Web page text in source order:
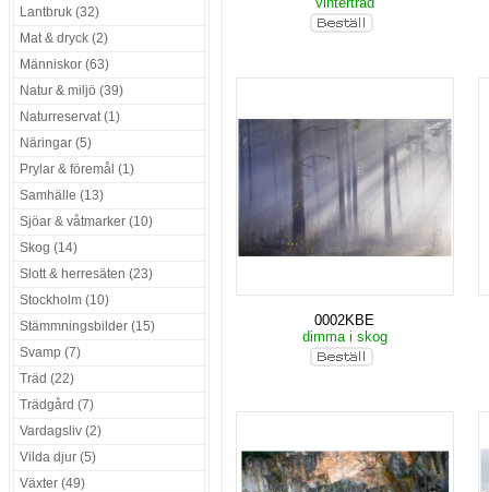
Lantbruk (32)
Mat & dryck (2)
Människor (63)
Natur & miljö (39)
Naturreservat (1)
Näringar (5)
Prylar & föremål (1)
Samhälle (13)
Sjöar & våtmarker (10)
Skog (14)
Slott & herresäten (23)
Stockholm (10)
Stämmningsbilder (15)
Svamp (7)
Träd (22)
Trädgård (7)
Vardagsliv (2)
Vilda djur (5)
Växter (49)
0002KBE
dimma i skog